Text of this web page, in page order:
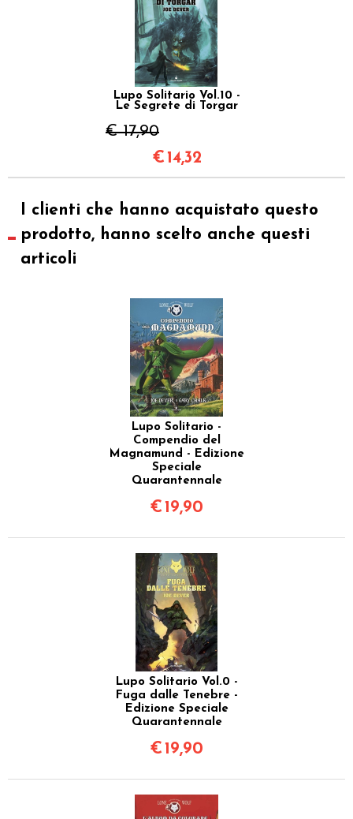
Lupo Solitario Vol.10 -
Le Segrete di Torgar
€ 17,90
€ 14,32
I clienti che hanno acquistato questo
prodotto, hanno scelto anche questi
articoli
Lupo Solitario -
Compendio del
Magnamund - Edizione
Speciale
Quarantennale
€ 19,90
Lupo Solitario Vol.0 -
Fuga dalle Tenebre -
Edizione Speciale
Quarantennale
€ 19,90